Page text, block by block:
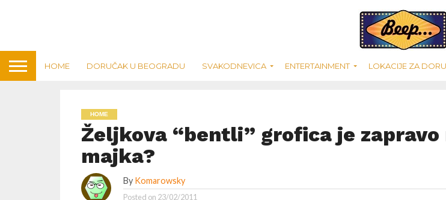
HOME DORUČAK U BEOGRADU SVAKODNEVICA ENTERTAINMENT LOKACIJE ZA
HOME
Željkova “bentli” grofica je zapravo
majka?
By Komarowsky
Posted on 23/02/2011